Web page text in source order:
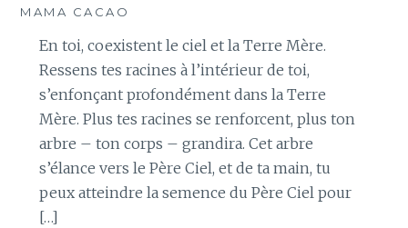
MAMA CACAO
En toi, coexistent le ciel et la Terre Mère.
Ressens tes racines à l’intérieur de toi,
s’enfonçant profondément dans la Terre
Mère. Plus tes racines se renforcent, plus ton
arbre – ton corps – grandira. Cet arbre
s’élance vers le Père Ciel, et de ta main, tu
peux atteindre la semence du Père Ciel pour
[…]